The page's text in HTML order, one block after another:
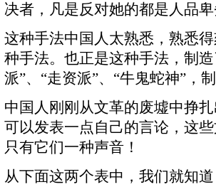
决者，凡是反对她的都是人品
这种手法中国人太熟悉，熟悉
种手法。也正是这种手法，制
派”、“走资派”、“牛鬼蛇神”，
中国人刚刚从文革的废墟中挣
可以发表一点自己的言论，这
只有它们一种声音！
从下面这两个表中，我们就知